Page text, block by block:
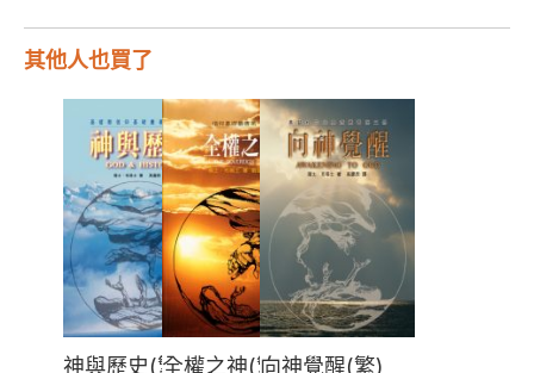
其他人也買了
神與歷史(繁)全權之神(繁)向神覺醒(繁)